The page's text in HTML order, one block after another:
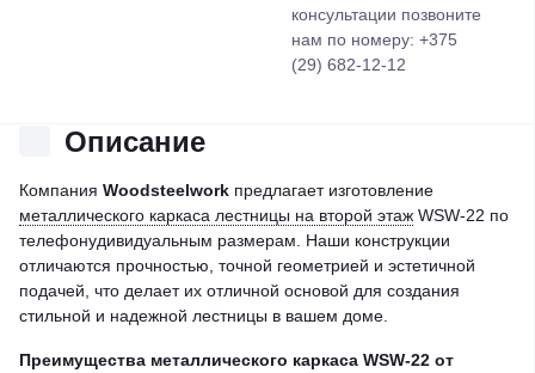
консультации позвоните
нам по номеру: +375
(29) 682-12-12
Описание
Компания Woodsteelwork предлагает изготовление
металлического каркаса лестницы на второй этаж WSW-22 по
телефонудивидуальным размерам. Наши конструкции
отличаются прочностью, точной геометрией и эстетичной
подачей, что делает их отличной основой для создания
стильной и надежной лестницы в вашем доме.
Преимущества металлического каркаса WSW-22 от